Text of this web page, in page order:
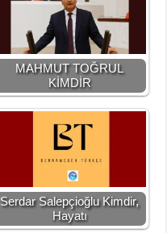
MAHMUT TOĞRUL
KİMDİR
Serdar Salepçioğlu Kimdir,
Hayatı